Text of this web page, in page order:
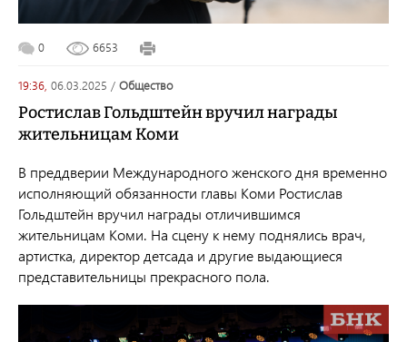
0 6653
19:36, 06.03.2025 / общество
Ростислав Гольдштейн вручил награды
жительницам Коми
В преддверии Международного женского дня временно
исполняющий обязанности главы Коми Ростислав
Гольдштейн вручил награды отличившимся
жительницам Коми. На сцену к нему поднялись врач,
артистка, директор детсада и другие выдающиеся
представительницы прекрасного пола.